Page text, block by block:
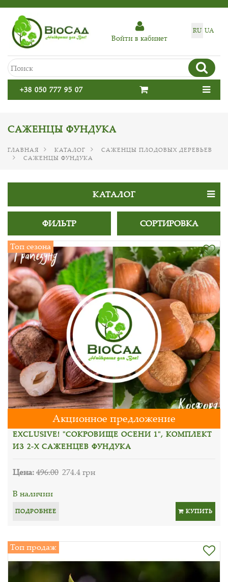
RU UA
Войти в кабинет
+38 050 777 95 07
САЖЕНЦЫ ФУНДУКА
ГЛАВНАЯ КАТАЛОГ
САЖЕНЦЫ ПЛОДОВЫХ ДЕРЕВЬЕВ
САЖЕНЦЫ ФУНДУКА
КАТАЛОГ
ФИЛЬТР СОРТИРОВКА
Топ сезона
Акционное предложение
EXCLUSIVE! "СОКРОВИЩЕ ОСЕНИ 1", КОМПЛЕКТ
ИЗ 2-Х САЖЕНЦЕВ ФУНДУКА
Цена:496.00 274.4 грн
В наличии
ПОДРОБНЕЕ КУПИТЬ
Топ продаж